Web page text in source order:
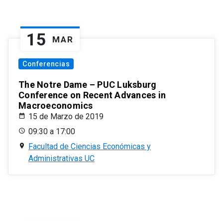
15 MAR
Conferencias
The Notre Dame – PUC Luksburg
Conference on Recent Advances in
Macroeconomics
15 de Marzo de 2019
09:30 a 17:00
Facultad de Ciencias Económicas y
Administrativas UC